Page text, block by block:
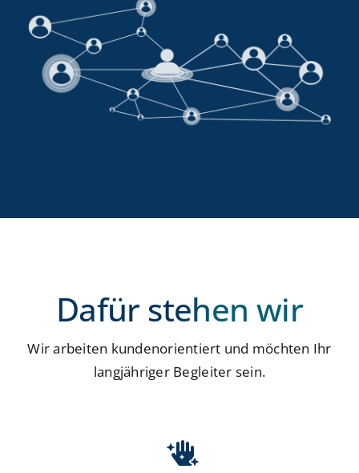
Dafür stehen wir
Wir arbeiten kundenorientiert und möchten Ihr
langjähriger Begleiter sein.